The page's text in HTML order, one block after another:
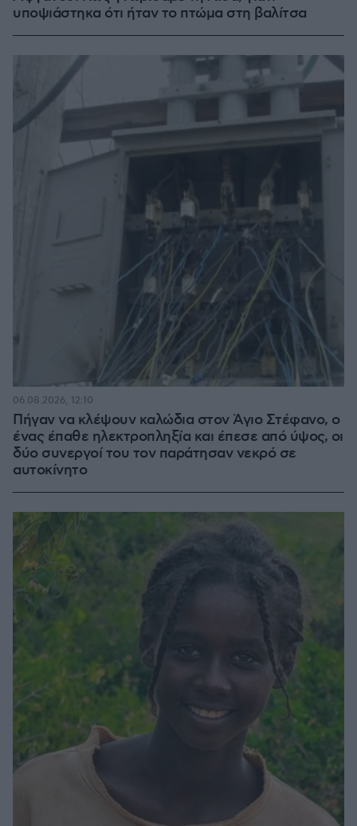
υποψιάστηκα ότι ήταν το πτώμα στη βαλίτσα
Πήγαν να κλέψουν καλώδια στον Άγιο Στέφανο, ο
ένας έπαθε ηλεκτροπληξία και έπεσε από ύψος, οι
δύο συνεργοί του τον παράτησαν νεκρό σε
αυτοκίνητο
06.08.2026, 12:10